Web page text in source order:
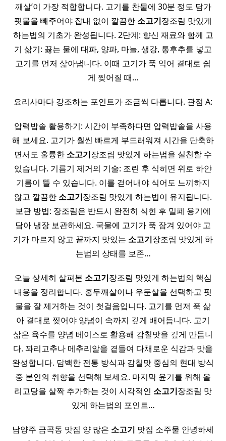
깨살’이 가장 적합합니다. 고기를 찬물에 30분 정도 담가
핏물을 빼주어야 잡내 없이 깔끔한 소고기장조림 맛있게
하는법의 기초가 완성됩니다. 2단계: 향신 재료와 함께 고
기 삶기: 끓는 물에 대파, 양파, 마늘, 생강, 통후추를 넣고
고기를 먼저 삶아냅니다. 이때 고기가 푹 익어 결대로 쉽
게 찢어질 때…
요리사마다 강조하는 포인트가 조금씩 다릅니다. 관점 A:
압력밥솥 활용하기: 시간이 부족하다면 압력밥솥을 사용
해 보세요. 고기가 훨씬 빠르게 부드러워져 시간을 단축하
면서도 훌륭한 소고기장조림 맛있게 하는법을 실천할 수
있습니다. 기름기 제거의 기술: 조린 후 식히면 위로 하얀
기름이 뜰 수 있습니다. 이를 걷어내야 식어도 느끼하지
않고 깔끔한 소고기장조림 맛있게 하는법이 유지됩니다.
보관 방법: 장조림은 반드시 완전히 식힌 후 밀폐 용기에
담아 냉장 보관하세요. 국물에 고기가 푹 잠겨 있어야 고
기가 마르지 않고 끝까지 맛있는 소고기장조림 맛있게 하
는법의 상태를 보존…
오늘 상세히 살펴본 소고기장조림 맛있게 하는법의 핵심
내용을 정리합니다. 홍두깨살이나 우둔살을 선택하고 핏
물을 잘 제거하는 것이 첫걸음입니다. 고기를 먼저 푹 삶
아 결대로 찢어야 양념이 속까지 깊게 배어듭니다. 고기
삶은 육수를 양념 베이스로 활용해 감칠맛을 깊게 만듭니
다. 꽈리고추나 메추리알을 곁들여 다채로운 식감과 맛을
완성합니다. 담백한 전통 방식과 감칠맛 중심의 현대 방식
중 본인의 취향을 선택해 보세요. 마지막 윤기를 위해 올
리고당을 살짝 추가하는 것이 시각적인 소고기장조림 맛
있게 하는법의 포인트…
남양주 금곡동 맛집 양 많은 소고기 맛집 소주물 안녕하세